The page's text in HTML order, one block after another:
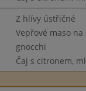
Z hlívy ústřičné
Vepřové maso
gnocchi
Čaj s citronem,